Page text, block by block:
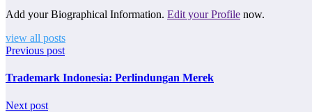
Add your Biographical Information. Edit your Profile now.
view all posts
Previous post
Trademark Indonesia: Perlindungan Merek
Next post